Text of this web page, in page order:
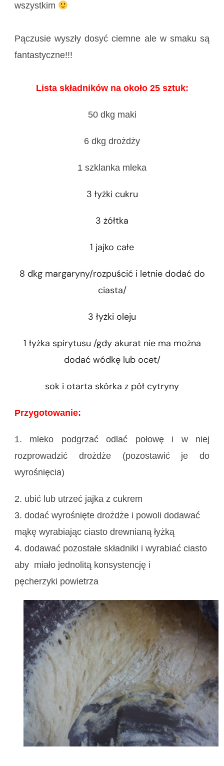
wszystkim
Pączusie wyszły dosyć ciemne ale w smaku są
fantastyczne!!!
Lista składników na około 25 sztuk:
50 dkg maki
6 dkg drożdży
1 szklanka mleka
3 łyżki cukru
3 żółtka
1 jajko całe
8 dkg margaryny/rozpuścić i letnie dodać do
ciasta/
3 łyżki oleju
1 łyżka spirytusu /gdy akurat nie ma można
dodać wódkę lub ocet/
sok i otarta skórka z pół cytryny
Przygotowanie:
1. mleko podgrzać odlać połowę i w niej
rozprowadzić drożdże (pozostawić je do
wyrośnięcia)
2. ubić lub utrzeć jajka z cukrem
3. dodać wyrośnięte drożdże i powoli dodawać
mąkę wyrabiając ciasto drewnianą łyżką
4. dodawać pozostałe składniki i wyrabiać ciasto
aby miało jednolitą konsystencję i
pęcherzyki powietrza